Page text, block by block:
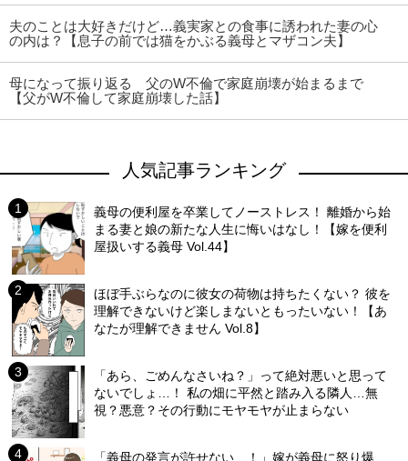
夫のことは大好きだけど…義実家との食事に誘われた妻の心
の内は？【息子の前では猫をかぶる義母とマザコン夫】
母になって振り返る 父のW不倫で家庭崩壊が始まるまで
【父がW不倫して家庭崩壊した話】
人気記事ランキング
義母の便利屋を卒業してノーストレス！ 離婚から始
まる妻と娘の新たな人生に悔いはなし！【嫁を便利
屋扱いする義母 Vol.44】
ほぼ手ぶらなのに彼女の荷物は持ちたくない？ 彼を
理解できないけど楽しまないともったいない！【あ
なたが理解できません Vol.8】
「あら、ごめんなさいね？」って絶対悪いと思って
ないでしょ…！ 私の畑に平然と踏み入る隣人…無
視？悪意？その行動にモヤモヤが止まらない
「義母の発言が許せない…！」嫁が義母に怒り爆